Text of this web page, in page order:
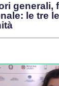
generali,
le tre